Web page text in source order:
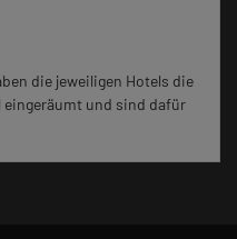
die jeweiligen Hotels die
und sind dafür